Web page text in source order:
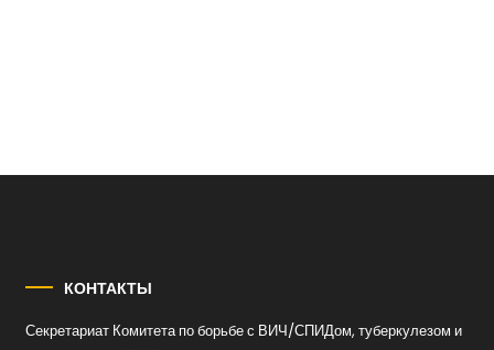
КОНТАКТЫ
Секретариат Комитета по борьбе с ВИЧ/СПИДом, туберкулезом и